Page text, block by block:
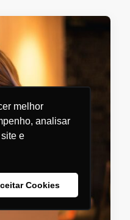
melhor
analisar
e
Cookies